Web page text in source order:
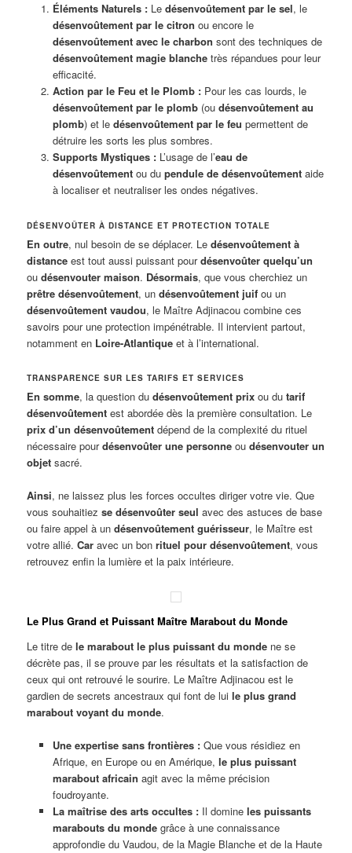
Éléments Naturels :Le désenvoûtement par le sel, le
désenvoûtement par le citron ou encore le
désenvoûtement avec le charbon sont des techniques de
désenvoûtement magie blanchetrès répandues pour leur
efficacité.
Action par le Feu et le Plomb :Pour les cas lourds, le
désenvoûtement par le plomb(ou désenvoûtement au
plomb) et le désenvoûtement par le feu permettent de
détruire les sorts les plus sombres.
Supports Mystiques :L’usage de l’eau de
désenvoûtementou du pendule de désenvoûtementaide
à localiser et neutraliser les ondes négatives.
DÉSENVOÛTER À DISTANCE ET PROTECTION TOTALE
En outre, nul besoin de se déplacer. Ledésenvoûtement à
distance est tout aussi puissant pourdésenvoûter quelqu’un
oudésenvouter maison. Désormais, que vous cherchiez un
prêtre désenvoûtement, undésenvoûtement juif ou un
désenvoûtement vaudou, le Maître Adjinacou combine ces
savoirs pour une protection impénétrable. Il intervient partout,
notamment en Loire-Atlantique et à l’international.
TRANSPARENCE SUR LES TARIFS ET SERVICES
En somme, la question dudésenvoûtement prix ou dutarif
désenvoûtement est abordée dès la première consultation. Le
prix d’un désenvoûtement dépend de la complexité du rituel
nécessaire pourdésenvoûter une personne oudésenvouter un
objet sacré.
Ainsi, ne laissez plus les forces occultes diriger votre vie. Que
vous souhaitiezse désenvoûter seul avec des astuces de base
ou faire appel à undésenvoûtement guérisseur, le Maître est
votre allié.Car avec un bonrituel pour désenvoûtement, vous
retrouvez enfin la lumière et la paix intérieure.
Le Plus Grand et Puissant Maître Marabout du Monde
Le titre dele marabout le plus puissant du monde ne se
décrète pas, il se prouve par les résultats et la satisfaction de
ceux qui ont retrouvé le sourire. Le Maître Adjinacou est le
gardien de secrets ancestraux qui font de luile plus grand
marabout voyant du monde.
Une expertise sans frontières :Que vous résidiez en
Afrique, en Europe ou en Amérique, le plus puissant
marabout africain agit avec la même précision
foudroyante.
La maîtrise des arts occultes :Il domine les puissants
marabouts du mondegrâce à une connaissance
approfondie du Vaudou, de la Magie Blanche et de la Haute